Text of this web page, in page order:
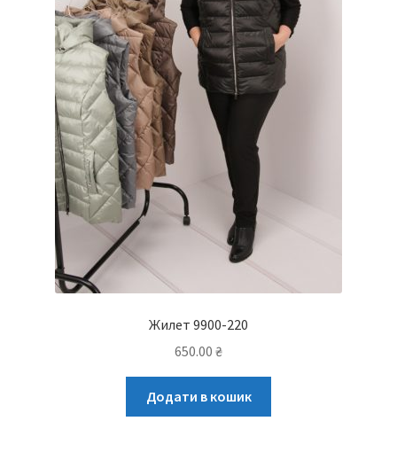
Жилет 9900-220
650.00 ₴
Додати в кошик